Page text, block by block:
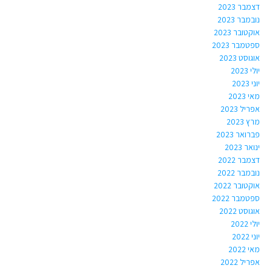
דצמבר 2023
נובמבר 2023
אוקטובר 2023
ספטמבר 2023
אוגוסט 2023
יולי 2023
יוני 2023
מאי 2023
אפריל 2023
מרץ 2023
פברואר 2023
ינואר 2023
דצמבר 2022
נובמבר 2022
אוקטובר 2022
ספטמבר 2022
אוגוסט 2022
יולי 2022
יוני 2022
מאי 2022
אפריל 2022